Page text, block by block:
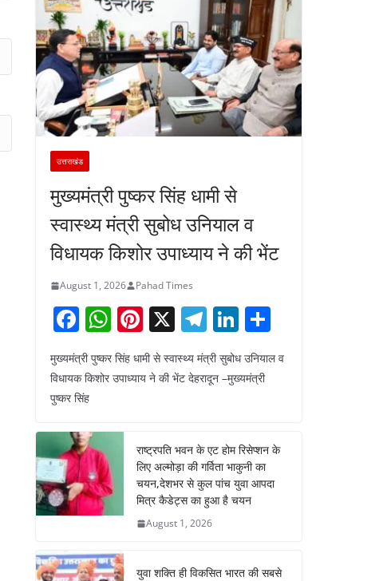
उत्तराखंड
मुख्यमंत्री पुष्कर सिंह धामी से
स्वास्थ्य मंत्री सुबोध उनियाल व
विधायक किशोर उपाध्याय ने की भेंट
August 1, 2026 Pahad Times
F
a
c
e
o
o
k
W
h
at
p
Pi
nt
er
X T
el
e
gr
m
Li
n
k
n
ar
मुख्यमंत्री पुष्कर सिंह धामी से स्वास्थ्य मंत्री सुबोध उनियाल व
विधायक किशोर उपाध्याय ने की भेंट देहरादून –मुख्यमंत्री
पुष्कर सिंह
राष्ट्रपति भवन के एट होम रिसेप्शन के
लिए अल्मोड़ा की गर्विता भाकुनी का
चयन,देशभर से कुल पांच युवा आपदा
मित्र कैडेट्स का हुआ है चयन
August 1, 2026
युवा शक्ति ही विकसित भारत की सबसे